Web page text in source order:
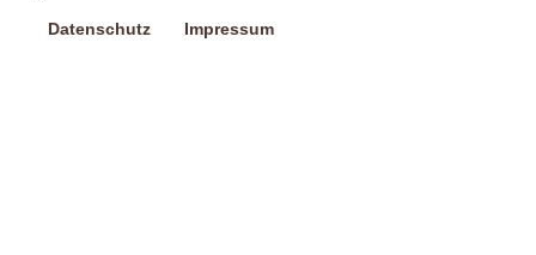
Datenschutz Impressum